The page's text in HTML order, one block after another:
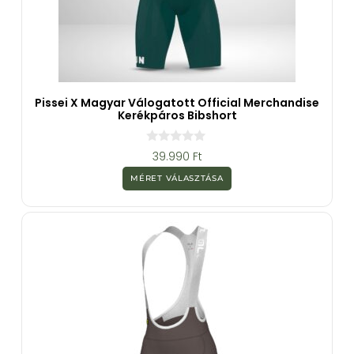
Pissei X Magyar Válogatott Official Merchandise
Kerékpáros Bibshort
z
5
b
39.990 Ft
MÉRET VÁLASZTÁSA